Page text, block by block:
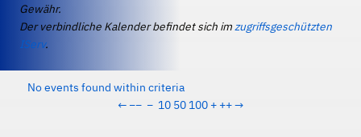
Gewähr.
Der verbindliche Kalender befindet sich imzugriffsgeschützten
IServ.
No events found within criteria
← −− − 10 50 100 + ++→